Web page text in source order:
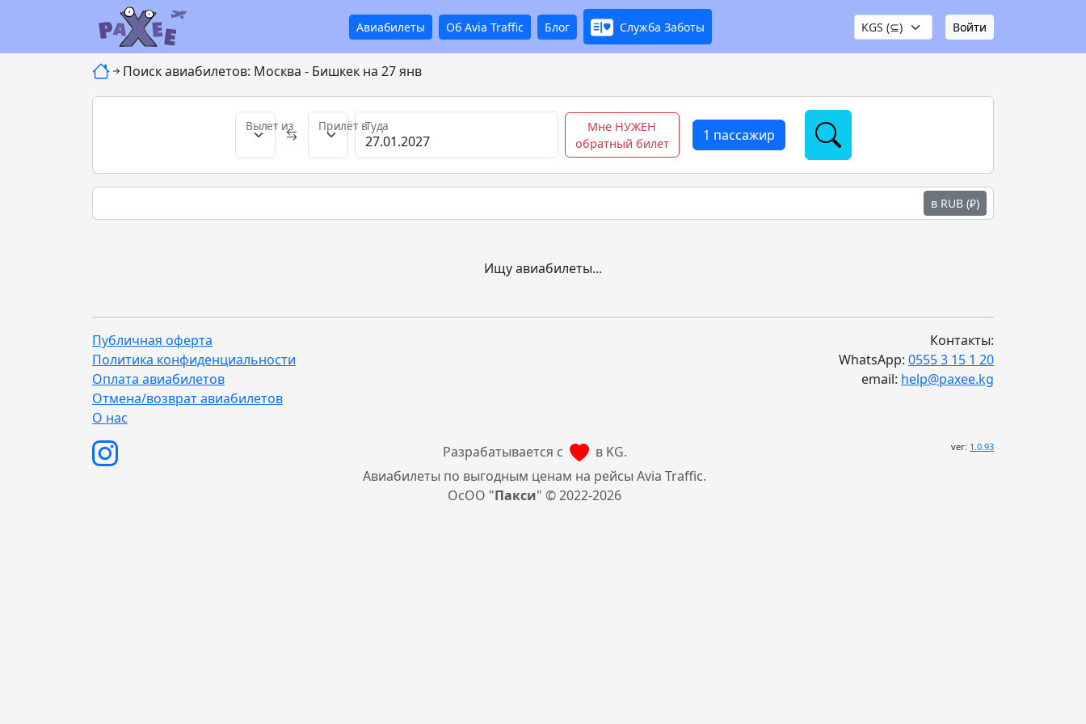
Авиабилеты Об Avia Traffic Блог Служба Заботы Войти
Поиск авиабилетов: Москва - Бишкек на 27 янв
Вылет из Прилёт вТуда
Мне НУЖЕН
обратный билет
1 пассажир
в RUB (₽)
Ищу авиабилеты...
Публичная оферта
Политика конфиденциальности
Оплата авиабилетов
Отмена/возврат авиабилетов
О нас
Контакты:
WhatsApp: 0555 3 15 1 20
email: help@paxee.kg
Разрабатывается с
в KG.
Авиабилеты по выгодным ценам на рейсы Avia Traffic.
ОсОО "Пакси" © 2022-2026
ver: 1.0.93